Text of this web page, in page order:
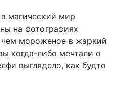
магический мир
на фотографиях
чем мороженое в жаркий
когда-либо мечтали о
выглядело, как будто